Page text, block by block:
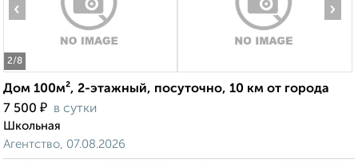
2/8
‹ ›
Дом 100м², 2-этажный, посуточно, 10 км от города
7 500 ₽ в сутки
Школьная
Агентство, 07.08.2026